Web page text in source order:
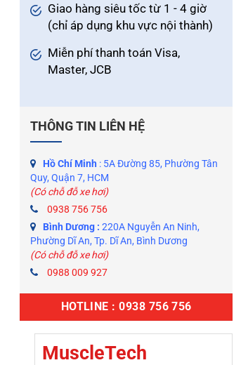
Giao hàng siêu tốc từ 1 - 4 giờ
(chỉ áp dụng khu vực nội thành)
Miễn phí thanh toán Visa,
Master, JCB
THÔNG TIN LIÊN HỆ
Hồ Chí Minh : 5A Đường 85, Phường Tân
Quy, Quận 7, HCM
(Có chỗ đỗ xe hơi)
0938 756 756
Bình Dương : 220A Nguyễn An Ninh,
Phường Dĩ An, Tp. Dĩ An, Bình Dương
(Có chỗ đỗ xe hơi)
0988 009 927
HOTLINE : 0938 756 756
MuscleTech